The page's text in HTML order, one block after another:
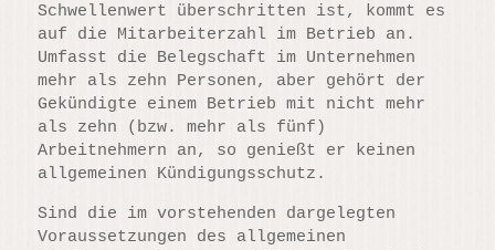
Schwellenwert überschritten ist, kommt es
auf die Mitarbeiterzahl im Betrieb an.
Umfasst die Belegschaft im Unternehmen
mehr als zehn Personen, aber gehört der
Gekündigte einem Betrieb mit nicht mehr
als zehn (bzw. mehr als fünf)
Arbeitnehmern an, so genießt er keinen
allgemeinen Kündigungsschutz.
Sind die im vorstehenden dargelegten
Voraussetzungen des allgemeinen